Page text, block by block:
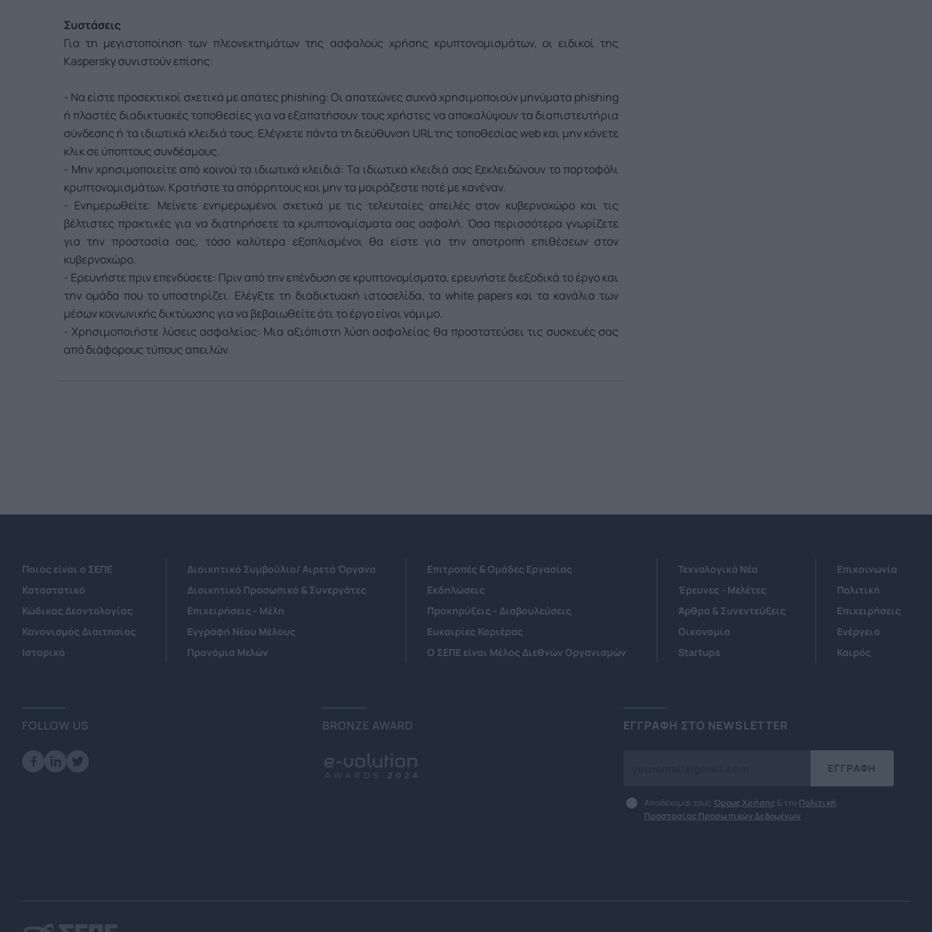
Συστάσεις
Για τη μεγιστοποίηση των πλεονεκτημάτων της ασφαλούς χρήσης κρυπτονομισμάτων, οι ειδικοί της
Kaspersky συνιστούν επίσης:
- Να είστε προσεκτικοί σχετικά με απάτες phishing: Οι απατεώνες συχνά χρησιμοποιούν μηνύματα phishing
ή πλαστές διαδικτυακές τοποθεσίες για να εξαπατήσουν τους χρήστες να αποκαλύψουν τα διαπιστευτήρια
σύνδεσης ή τα ιδιωτικά κλειδιά τους. Ελέγχετε πάντα τη διεύθυνση URL της τοποθεσίας web και μην κάνετε
κλικ σε ύποπτους συνδέσμους.
- Μην χρησιμοποιείτε από κοινού τα ιδιωτικά κλειδιά: Τα ιδιωτικά κλειδιά σας ξεκλειδώνουν το πορτοφόλι
κρυπτονομισμάτων. Κρατήστε τα απόρρητους και μην τα μοιράζεστε ποτέ με κανέναν.
- Ενημερωθείτε: Μείνετε ενημερωμένοι σχετικά με τις τελευταίες απειλές στον κυβερνοχώρο και τις
βέλτιστες πρακτικές για να διατηρήσετε τα κρυπτονομίσματα σας ασφαλή. Όσα περισσότερα γνωρίζετε
για την προστασία σας, τόσο καλύτερα εξοπλισμένοι θα είστε για την αποτροπή επιθέσεων στον
κυβερνοχώρο.
- Ερευνήστε πριν επενδύσετε: Πριν από την επένδυση σε κρυπτονομίσματα, ερευνήστε διεξοδικά το έργο και
την ομάδα που το υποστηρίζει. Ελέγξτε τη διαδικτυακή ιστοσελίδα, τα white papers και τα κανάλια των
μέσων κοινωνικής δικτύωσης για να βεβαιωθείτε ότι το έργο είναι νόμιμο.
- Χρησιμοποιήστε λύσεις ασφαλείας: Μια αξιόπιστη λύση ασφαλείας θα προστατεύσει τις συσκευές σας
από διάφορους τύπους απειλών.
Ποιος είναι ο ΣΕΠΕ
Καταστατικό
Κώδικας Δεοντολογίας
Κανονισμός Διαιτησίας
Ιστορικό
Διοικητικό Συμβούλιο/ Αιρετά Όργανα
Διοικητικό Προσωπικό & Συνεργάτες
Επιχειρήσεις - Μέλη
Εγγραφή Νέου Μέλους
Προνόμια Μελών
Επιτροπές & Ομάδες Εργασίας
Εκδηλώσεις
Προκηρύξεις - Διαβουλεύσεις
Ευκαιρίες Καριέρας
Ο ΣΕΠΕ είναι Μέλος Διεθνών Οργανισμών
Τεχνολογικά Νέα
Έρευνες - Μελέτες
Άρθρα & Συνεντεύξεις
Οικονομία
Startups
Επικοινωνία
Πολιτική
Επιχειρήσεις
Ενέργεια
Καιρός
FOLLOW US BRONZE AWARD ΕΓΓΡΑΦΗ ΣΤΟ NEWSLETTER
ΕΓΓΡΑΦΗ
Αποδέχομαι τους Όρους Χρήσης & την Πολιτική
Προστασίας Προσωπικών Δεδομένων